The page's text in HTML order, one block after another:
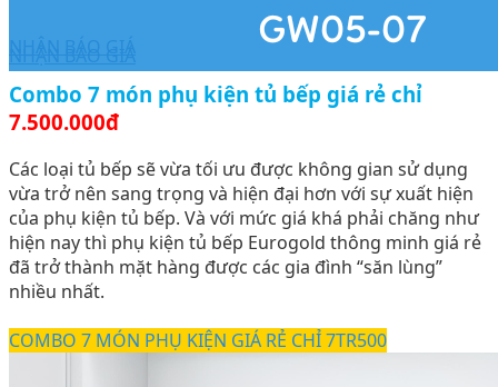
NHẬN BÁO GIÁ
Combo 7 món phụ kiện tủ bếp giá rẻ chỉ
7.500.000đ
Các loại tủ bếp sẽ vừa tối ưu được không gian sử dụng
vừa trở nên sang trọng và hiện đại hơn với sự xuất hiện
của phụ kiện tủ bếp. Và với mức giá khá phải chăng như
hiện nay thì phụ kiện tủ bếp Eurogold thông minh giá rẻ
đã trở thành mặt hàng được các gia đình “săn lùng”
nhiều nhất.
COMBO 7 MÓN PHỤ KIỆN GIÁ RẺ CHỈ 7TR500